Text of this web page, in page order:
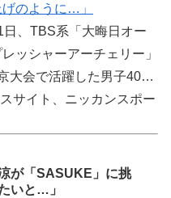
のように…」
、TBS系「大晦日オー
ッシャーアーチェリー」
大会で活躍した男子40…
サイト、ニッカンスポー
が「SASUKE」に挑
いと…」